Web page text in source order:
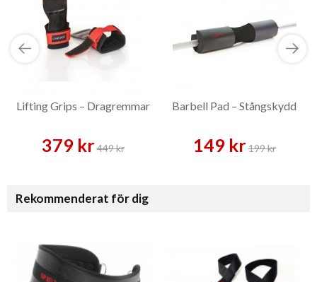
Lifting Grips – Dragremmar
379 kr449 kr
Barbell Pad – Stångskydd
149 kr199 kr
Rekommenderat för dig